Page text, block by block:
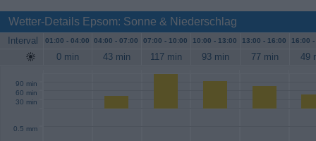
Wetter-Details Epsom: Sonne & Niederschlag
Interval 01:00 - 04:00 04:00 - 07:00 07:00 - 10:00 10:00 - 13:00 13:00 - 16:00 16:00 -
0 min 43 min 117 min 93 min 77 min 49
30 min
60 min
90 min
0.5 mm